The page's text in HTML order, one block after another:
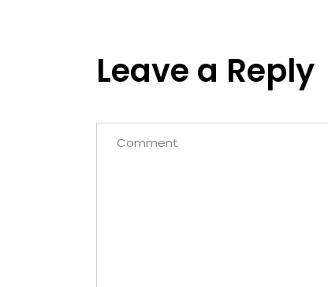
Leave a Reply